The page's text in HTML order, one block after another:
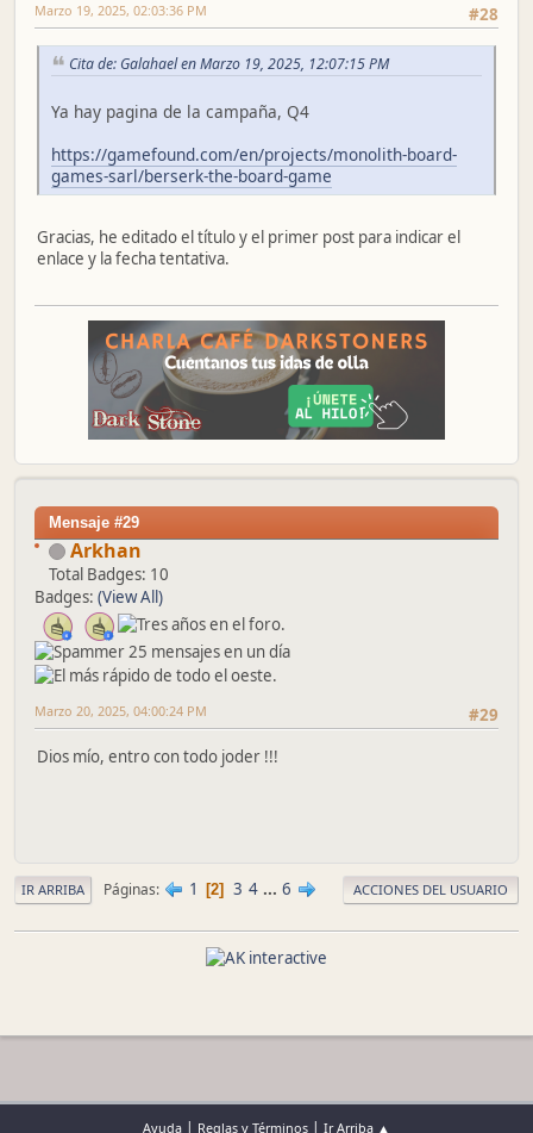
#28
Marzo 19, 2025, 02:03:36 PM
Cita de: Galahael en Marzo 19, 2025, 12:07:15 PM
Ya hay pagina de la campaña, Q4
https://gamefound.com/en/projects/monolith-board-
games-sarl/berserk-the-board-game
Gracias, he editado el título y el primer post para indicar el
enlace y la fecha tentativa.
Mensaje #29
Arkhan
Total Badges: 10
Badges: (View All)
#29
Marzo 20, 2025, 04:00:24 PM
Dios mío, entro con todo joder !!!
IR ARRIBA Páginas 1 2 3 4 ... 6 ACCIONES DEL USUARIO
Ayuda | Reglas y Términos | Ir Arriba ▲